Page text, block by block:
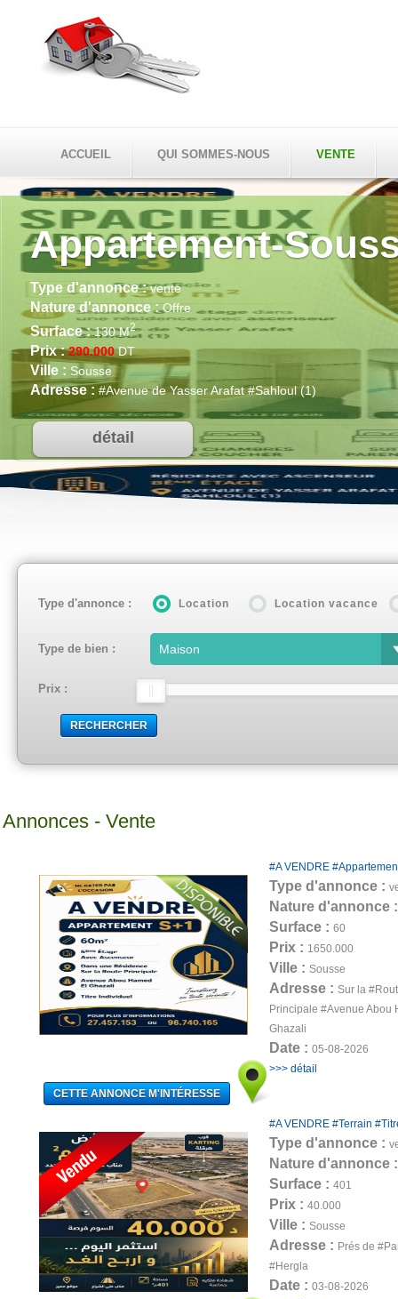
ACCUEIL QUI SOMMES-NOUS VENTE
Appartement-
Type d'annonce : vente
Nature d'annonce :Offre
Surface :130 M2
Prix :290.000DT
Ville : Sousse
Adresse : #Avenue de Yasser Arafat #Sahloul (1)
détail
Type d'annonce : Location Location vacance
Type de bien :
Prix :
Annonces - Vente
#A VENDRE
Type d'annonce :
Nature d'annonce
Surface : 60
Prix : 1650.000
Ville : Sousse
Adresse : Sur la
Principale #Avenue Abou
Ghazali
Date : 05-08-2026
>>> détail
#A VENDRE #Terrain
Type d'annonce :
Nature d'annonce
Surface : 401
Prix : 40.000
Ville : Sousse
Adresse : Prés de
#Hergla
Date : 03-08-2026